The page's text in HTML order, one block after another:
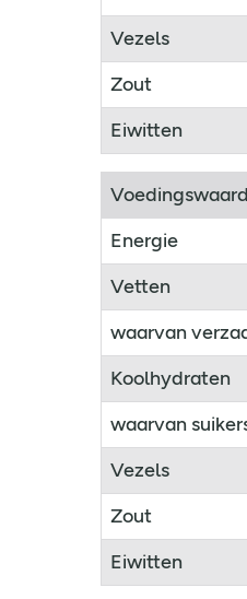
Vezels
Zout
Eiwitten
Energie
Vetten
waarvan
Koolhydraten
waarvan
Vezels
Zout
Eiwitten